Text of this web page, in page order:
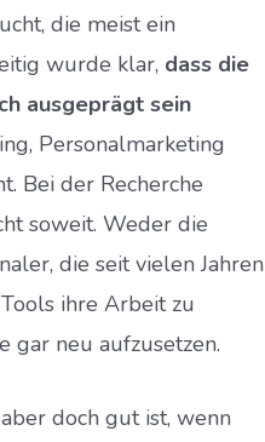
die meist ein
wurde klar, dass die
ausgeprägt sein
Personalmarketing
Bei der Recherche
soweit. Weder die
die seit vielen Jahren
ihre Arbeit zu
gar neu aufzusetzen.
doch gut ist, wenn